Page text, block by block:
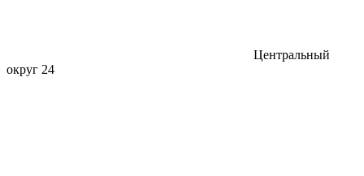
Центральный
округ 24